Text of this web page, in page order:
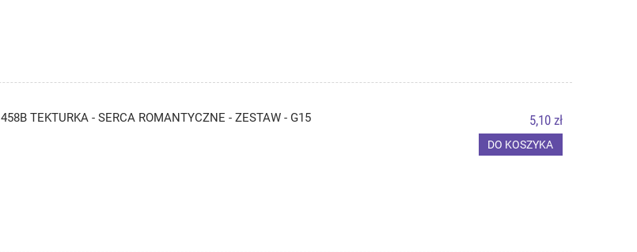
458B TEKTURKA - SERCA ROMANTYCZNE - ZESTAW - G15 5,10 zł
DO KOSZYKA